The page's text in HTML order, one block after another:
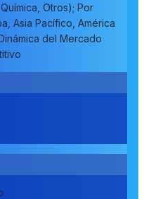
Otros); Por
Asia Pacífico, América
del Mercado